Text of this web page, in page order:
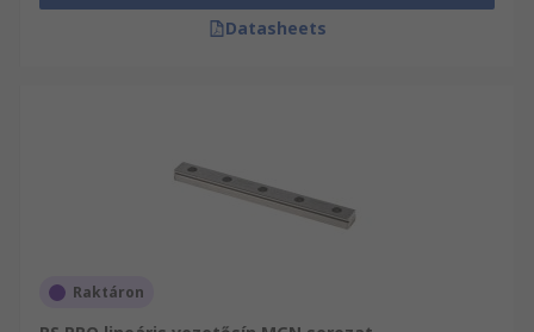
Datasheets
Raktáron